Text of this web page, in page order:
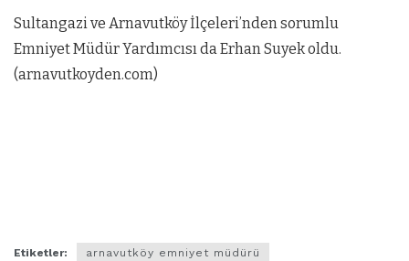
Sultangazi ve Arnavutköy İlçeleri’nden sorumlu
Emniyet Müdür Yardımcısı da Erhan Suyek oldu.
(arnavutkoyden.com)
Etiketler:
arnavutköy emniyet müdürü